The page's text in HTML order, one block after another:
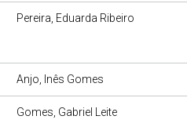
Pereira, Eduarda Ribeiro
Anjo, Inês Gomes
Gomes, Gabriel Leite